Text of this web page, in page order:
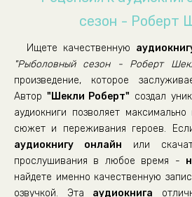
сезон - Роберт
Ищете качественную
"Рыболовный сезон - Роберт
произведение, которое
Автор "Шекли Роберт" создал
аудиокниги позволяет максимально
сюжет и переживания героев.
аудиокнигу онлайн или
прослушивания в любое время -
найдете именно качественную
озвучкой. Эта аудиокнига